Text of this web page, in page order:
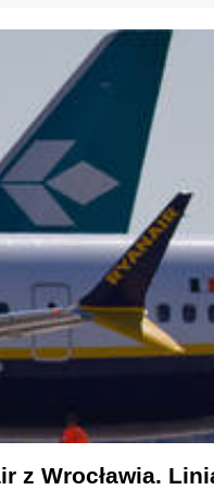
z Wrocławia.